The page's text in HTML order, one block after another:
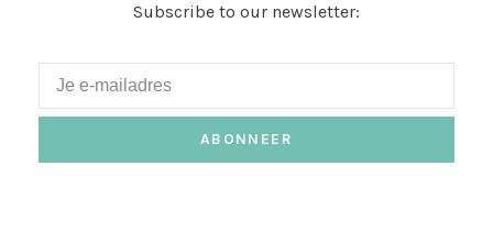
Subscribe to our newsletter:
ABONNEER